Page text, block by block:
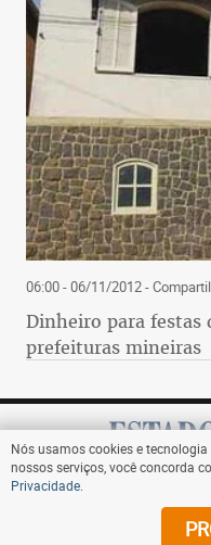
06:00 - 06/11/2012-
Dinheiro para festas
prefeituras mineiras
Nós usamos cookies e
nossos serviços, você concorda
Privacidade